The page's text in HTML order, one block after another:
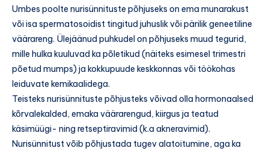
Umbes poolte nurisünnituste põhjuseks on ema munarakust
või isa spermatosoidist tingitud juhuslik või pärilik geneetiline
väärareng. Ülejäänud puhkudel on põhjuseks muud tegurid,
mille hulka kuuluvad ka põletikud (näiteks esimesel trimestri
põetud mumps) ja kokkupuude keskkonnas või töökohas
leiduvate kemikaalidega.
Teisteks nurisünnituste põhjusteks võivad olla hormonaalsed
kõrvalekalded, emaka väärarengud, kiirgus ja teatud
käsimüügi- ning retseptiravimid (k.a akneravimid).
Nurisünnitust võib põhjustada tugev alatoitumine, aga ka